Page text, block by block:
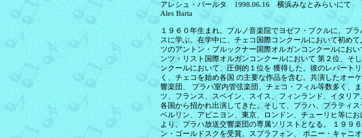
アレシュ・バールタ 1998.06.16 横浜みなとみらいにて
Ales Barta
１９６０年生まれ。ブルノ音楽院でヨゼフ・プクルに、プ
スに学ぶ。在学中に、チェコ国際コンクールにおいて初め
ツのアントン・ブルックナー国際オルガンコンクールにお
ンツ・リスト国際オルガンコンクールにおいて 第２位、そ
ンクールにおいて、圧倒的１位を 獲得した。彼のレパート
く、チェコを始め各国 の主要な作品を含む。共演したオー
響楽団、 プラハ室内管弦楽団、チェコ・フィル等数多く、
ツ、フランス、スペイン、スイス、フィンランド、イタリ
各国から招かれ出演してきた。そして、プラハ、ブラティ
ベルリン、アビニヨン、東京、ロンドン、チューリヒ等に
より、プラハ放送交響楽団の専属ソリストとなる。 １９９
ン・ゴールドスクを受賞。スプラフォン、 ポニー・キャニ